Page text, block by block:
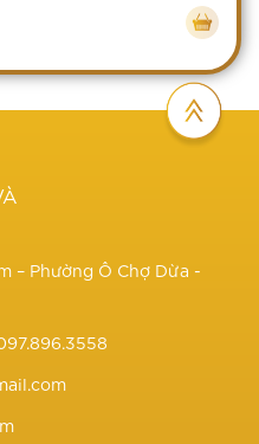
– Phường Ô Chợ Dừa -